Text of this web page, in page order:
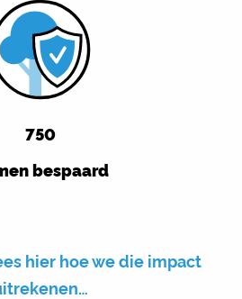
750
bespaard
hier hoe we die impact